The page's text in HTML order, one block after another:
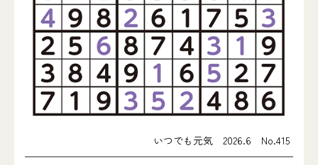
いつでも元気 2026.6 No.415